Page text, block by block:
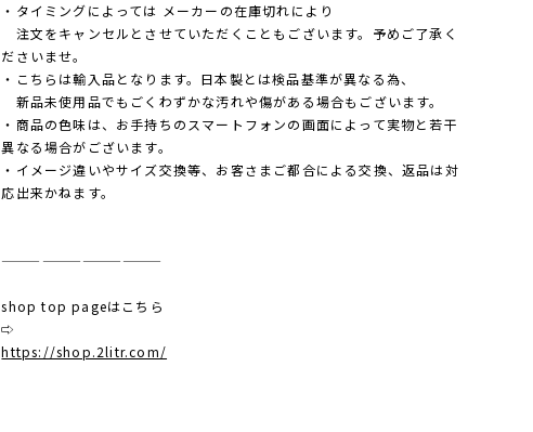
・タイミングによっては メーカーの在庫切れにより
注文をキャンセルとさせていただくこともございます。予めご了承く
ださいませ。
・こちらは輸入品となります。日本製とは検品基準が異なる為、
新品未使用品でもごくわずかな汚れや傷がある場合もございます。
・商品の色味は、お手持ちのスマートフォンの画面によって実物と若干
異なる場合がございます。
・イメージ違いやサイズ交換等、お客さまご都合による交換、返品は対
応出来かねます。
————————————
shop top pageはこちら
⇨
https://shop.2litr.com/